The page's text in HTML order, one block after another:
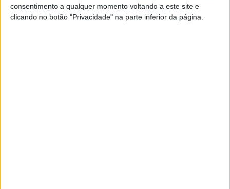
consentimento a qualquer momento voltando a este site e
clicando no botão "Privacidade" na parte inferior da página.